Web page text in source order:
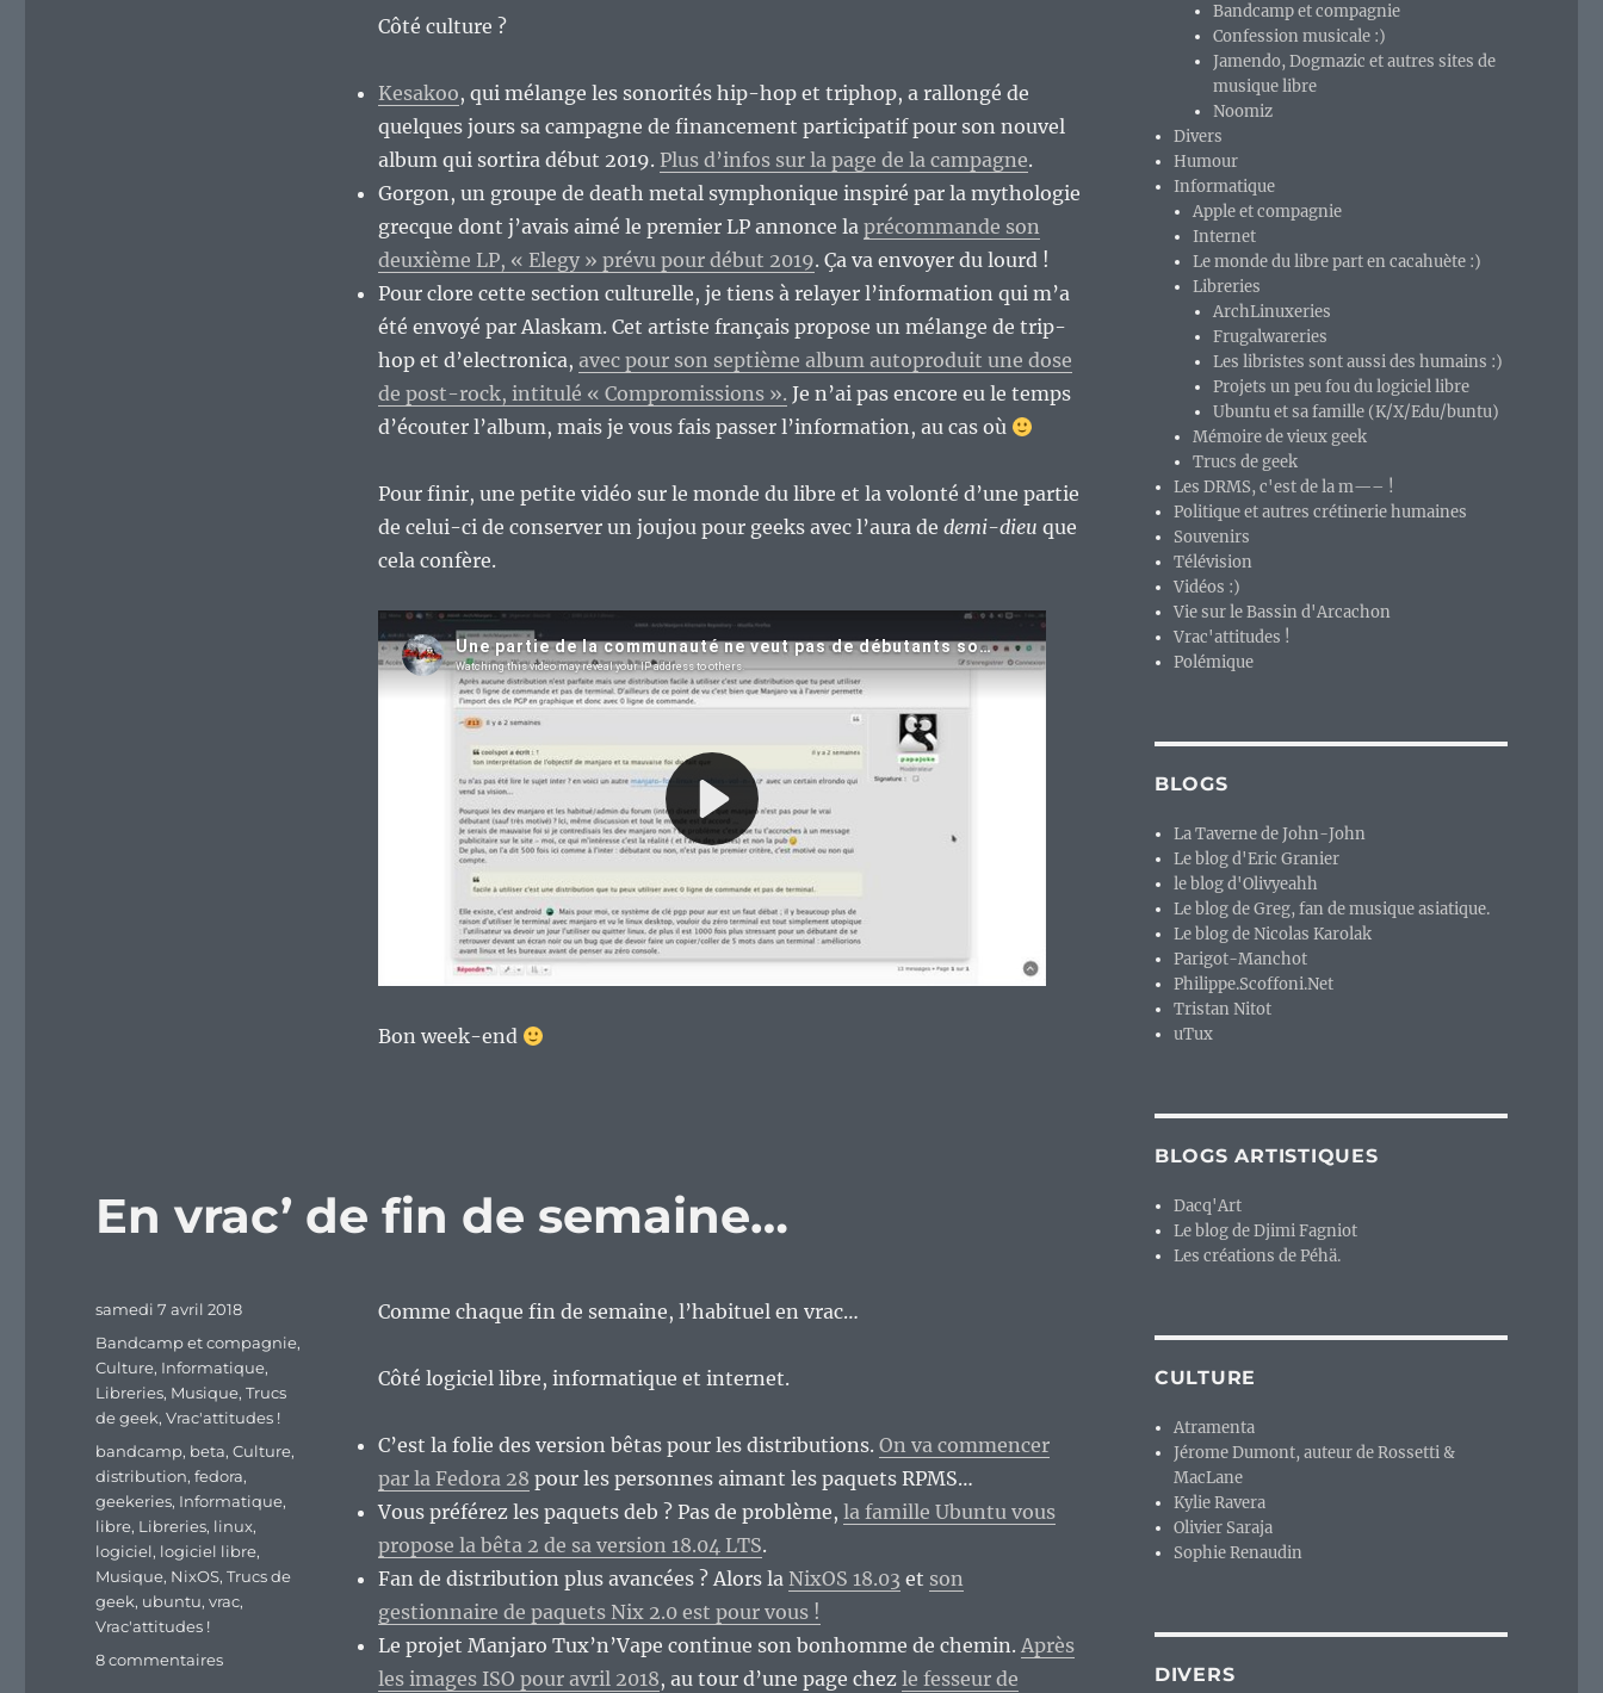
Côté culture ?
Kesakoo, qui mélange les sonorités hip-hop et triphop, a rallongé de
quelques jours sa campagne de financement participatif pour son nouvel
album qui sortira début 2019. Plus d’infos sur la page de la campagne.
Gorgon, un groupe de death metal symphonique inspiré par la mythologie
grecque dont j’avais aimé le premier LP annonce la précommande son
deuxième LP, « Elegy » prévu pour début 2019. Ça va envoyer du lourd !
Pour clore cette section culturelle, je tiens à relayer l’information qui m’a
été envoyé par Alaskam. Cet artiste français propose un mélange de trip-
hop et d’electronica, avec pour son septième album autoproduit une dose
de post-rock, intitulé « Compromissions ». Je n’ai pas encore eu le temps
d’écouter l’album, mais je vous fais passer l’information, au cas où
Pour finir, une petite vidéo sur le monde du libre et la volonté d’une partie
de celui-ci de conserver un joujou pour geeks avec l’aura de demi-dieu que
cela confère.
Bon week-end
En vrac’ de fin de semaine…
Comme chaque fin de semaine, l’habituel en vrac…
Côté logiciel libre, informatique et internet.
C’est la folie des version bêtas pour les distributions. On va commencer
par la Fedora 28 pour les personnes aimant les paquets RPMS…
Vous préférez les paquets deb ? Pas de problème, la famille Ubuntu vous
propose la bêta 2 de sa version 18.04 LTS.
Fan de distribution plus avancées ? Alors la NixOS 18.03 et son
gestionnaire de paquets Nix 2.0 est pour vous !
Le projet Manjaro Tux’n’Vape continue son bonhomme de chemin. Après
les images ISO pour avril 2018, au tour d’une page chez le fesseur de
Publié
samedi 7 avril 2018
Catégories
Bandcamp et compagnie,
Culture, Informatique,
Libreries, Musique,Trucs
de geek,Vrac'attitudes !
Étiquettes
bandcamp, beta,Culture,
distribution,fedora,
geekeries, Informatique,
libre, Libreries, linux,
logiciel, logiciel libre,
Musique, NixOS,Trucs de
geek, ubuntu,vrac,
Vrac'attitudes !
8 commentairessur
Bandcamp et compagnie
Confession musicale :)
Jamendo, Dogmazic et autres sites de
musique libre
Noomiz
Divers
Humour
Informatique
Apple et compagnie
Internet
Le monde du libre part en cacahuète :)
Libreries
ArchLinuxeries
Frugalwareries
Les libristes sont aussi des humains :)
Projets un peu fou du logiciel libre
Ubuntu et sa famille (K/X/Edu/buntu)
Mémoire de vieux geek
Trucs de geek
Les DRMS, c'est de la m—– !
Politique et autres crétinerie humaines
Souvenirs
Télévision
Vidéos :)
Vie sur le Bassin d'Arcachon
Vrac'attitudes !
Polémique
BLOGS
La Taverne de John-John
Le blog d'Eric Granier
le blog d'Olivyeahh
Le blog de Greg, fan de musique asiatique.
Le blog de Nicolas Karolak
Parigot-Manchot
Philippe.Scoffoni.Net
Tristan Nitot
uTux
BLOGS ARTISTIQUES
Dacq'Art
Le blog de Djimi Fagniot
Les créations de Péhä.
CULTURE
Atramenta
Jérome Dumont, auteur de Rossetti &
MacLane
Kylie Ravera
Olivier Saraja
Sophie Renaudin
DIVERS